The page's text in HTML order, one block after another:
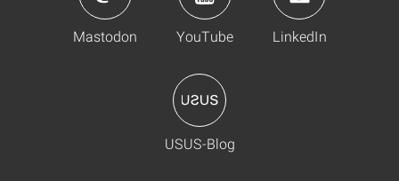
Mastodon YouTube LinkedIn
USUS-Blog